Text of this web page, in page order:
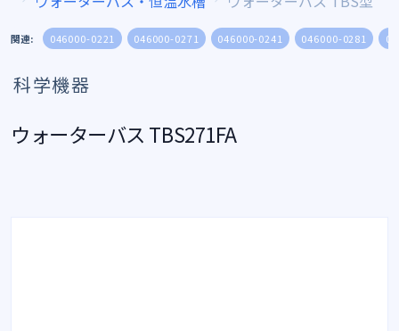
関連: 046000-0221 046000-0271 046000-0241 046000-0281
科学機器
ウォーターバス TBS271FA